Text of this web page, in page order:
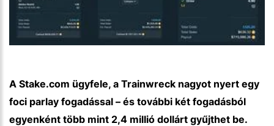
A Stake.com ügyfele, a Trainwreck nagyot nyert egy
foci parlay fogadással – és további két fogadásból
egyenként több mint 2,4 millió dollárt gyűjthet be.